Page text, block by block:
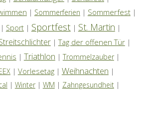
| Sommerferien | Sommerfest|
Sport| Sportfest | St. Martin |
|Tag der offenen Tür|
| Triathlon | Trommelzauber|
| Vorlesetag| Weihnachten |
| Winter| WM | Zahngesundheit|